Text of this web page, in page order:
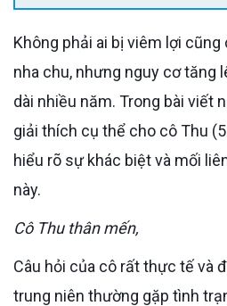
Không phải ai bị viêm lợi cũng chắc chắn thành viêm
nha chu, nhưng nguy cơ tăng
dài nhiều năm. Trong bài viết
giải thích cụ thể cho cô Thu
hiểu rõ sự khác biệt và mối
này.
Cô Thu thân mến,
Câu hỏi của cô rất thực tế và đúng với nhiều người
trung niên thường gặp tình